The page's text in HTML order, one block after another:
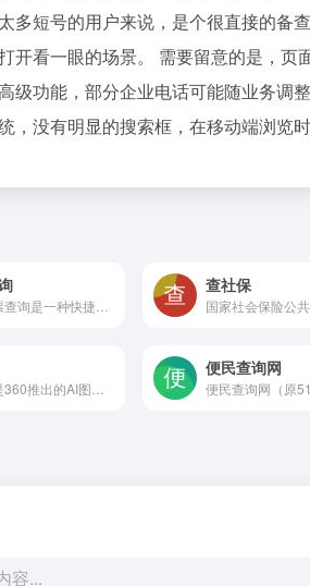
多短号的用户来说，是个很直接的备
开看一眼的场景。 需要留意的是，
级功能，部分企业电话可能随业务调
，没有明显的搜索框，在移动端浏览
查社保
国家社会保险公
便民查询网